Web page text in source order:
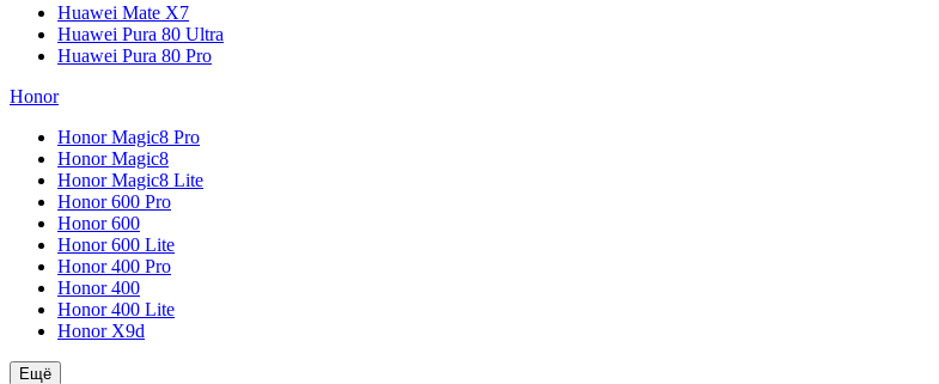
Huawei Mate X7
Huawei Pura 80 Ultra
Huawei Pura 80 Pro
Honor
Honor Magic8 Pro
Honor Magic8
Honor Magic8 Lite
Honor 600 Pro
Honor 600
Honor 600 Lite
Honor 400 Pro
Honor 400
Honor 400 Lite
Honor X9d
Ещё